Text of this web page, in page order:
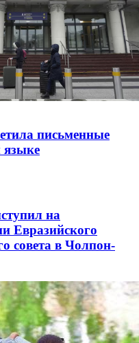
письменные
языке
на
Евразийского
совета в Чолпон-